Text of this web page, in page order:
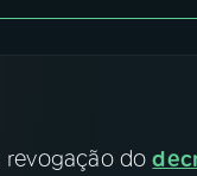
revogação do